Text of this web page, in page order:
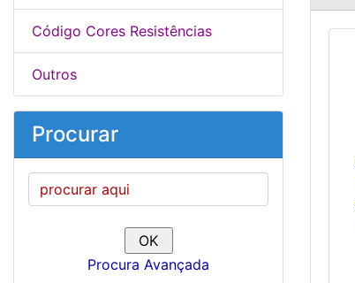
Código Cores Resistências
Outros
Procurar
Procura Avançada